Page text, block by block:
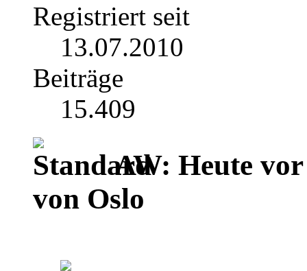
Registriert seit
13.07.2010
Beiträge
15.409
AW: Heute
von Oslo